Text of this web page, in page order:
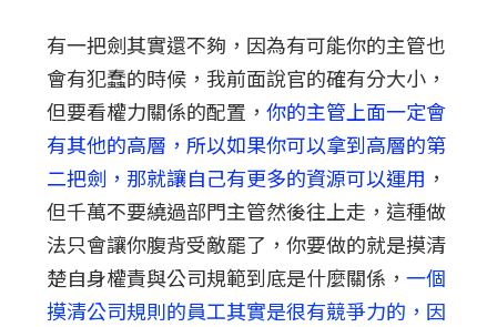
有一把劍其實還不夠，因為有可能你的主管也
會有犯蠢的時候，我前面說官的確有分大小，
但要看權力關係的配置，你的主管上面一定會
有其他的高層，所以如果你可以拿到高層的第
二把劍，那就讓自己有更多的資源可以運用 ，
但千萬不要繞過部門主管然後往上走，這種做
法只會讓你腹背受敵罷了，你要做的就是摸清
楚自身權責與公司規範到底是什麼關係，一個
摸清公司規則的員工其實是很有競爭力的，因